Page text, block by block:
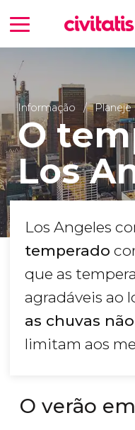
Informação Planeje
O
Los
Los Angeles
temperado
que as
agradáveis ao
as chuvas
limitam aos
O verão